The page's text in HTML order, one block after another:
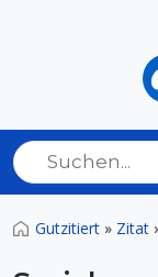
Gutzitiert » Zitat